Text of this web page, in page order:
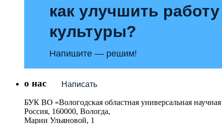
как улучшить
культуры?
Напишите — решим!
Написать
о нас
БУК ВО «Вологодская областная универсальная
Россия, 160000, Вологда,
Марии Ульяновой, 1